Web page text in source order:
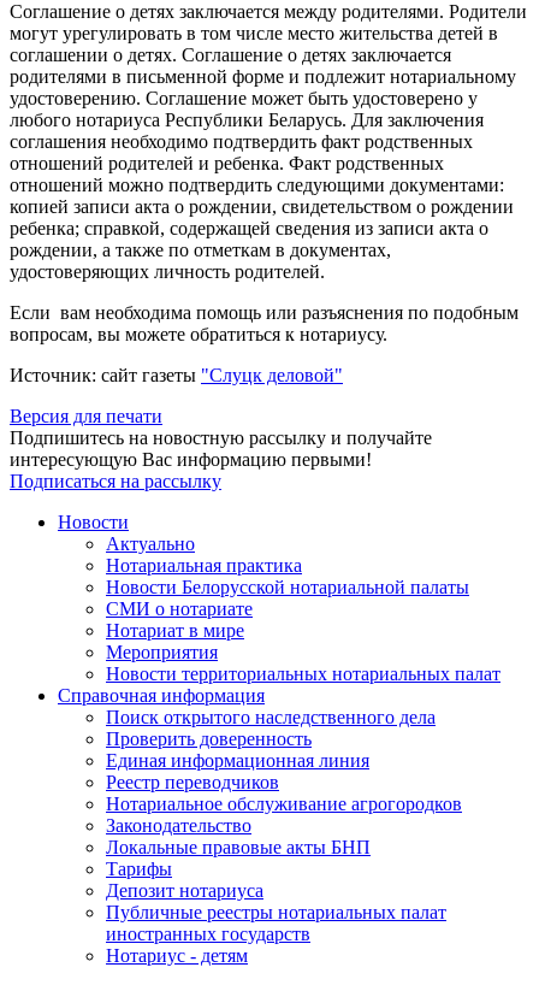
Соглашение о детях заключается между родителями. Родители
могут урегулировать в том числе место жительства детей в
соглашении о детях. Соглашение о детях заключается
родителями в письменной форме и подлежит нотариальному
удостоверению. Соглашение может быть удостоверено у
любого нотариуса Республики Беларусь. Для заключения
соглашения необходимо подтвердить факт родственных
отношений родителей и ребенка. Факт родственных
отношений можно подтвердить следующими документами:
копией записи акта о рождении, свидетельством о рождении
ребенка; справкой, содержащей сведения из записи акта о
рождении, а также по отметкам в документах,
удостоверяющих личность родителей.
Если вам необходима помощь или разъяснения по подобным
вопросам, вы можете обратиться к нотариусу.
Источник: сайт газеты "Слуцк деловой"
Версия для печати
Подпишитесь на новостную рассылку и получайте
интересующую Вас информацию первыми!
Подписаться на рассылку
Новости
Актуально
Нотариальная практика
Новости Белорусской нотариальной палаты
СМИ о нотариате
Нотариат в мире
Мероприятия
Новости территориальных нотариальных палат
Справочная информация
Поиск открытого наследственного дела
Проверить доверенность
Единая информационная линия
Реестр переводчиков
Нотариальное обслуживание агрогородков
Законодательство
Локальные правовые акты БНП
Тарифы
Депозит нотариуса
Публичные реестры нотариальных палат
иностранных государств
Нотариус - детям